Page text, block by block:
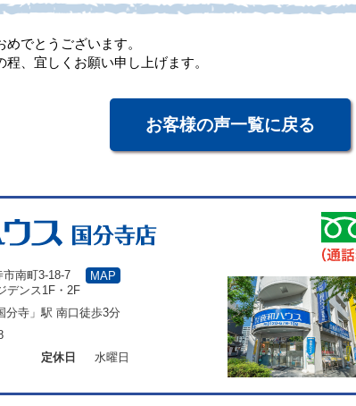
でとうございます。
、宜しくお願い申し上げます。
お客様の声一覧に戻る
南町3-18-7
デンス1F・2F
MAP
分寺」駅 南口徒歩3分
定休日 水曜日